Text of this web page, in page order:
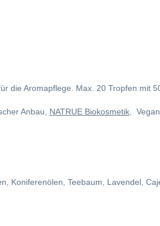
die Aromapflege. Max. 20 Tropfen mit
Anbau, NATRUE Biokosmetik , Vegan
Koniferenölen, Teebaum, Lavendel,